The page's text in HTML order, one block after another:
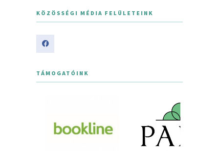
KÖZÖSSÉGI MÉDIA FELÜLETEINK
TÁMOGATÓINK